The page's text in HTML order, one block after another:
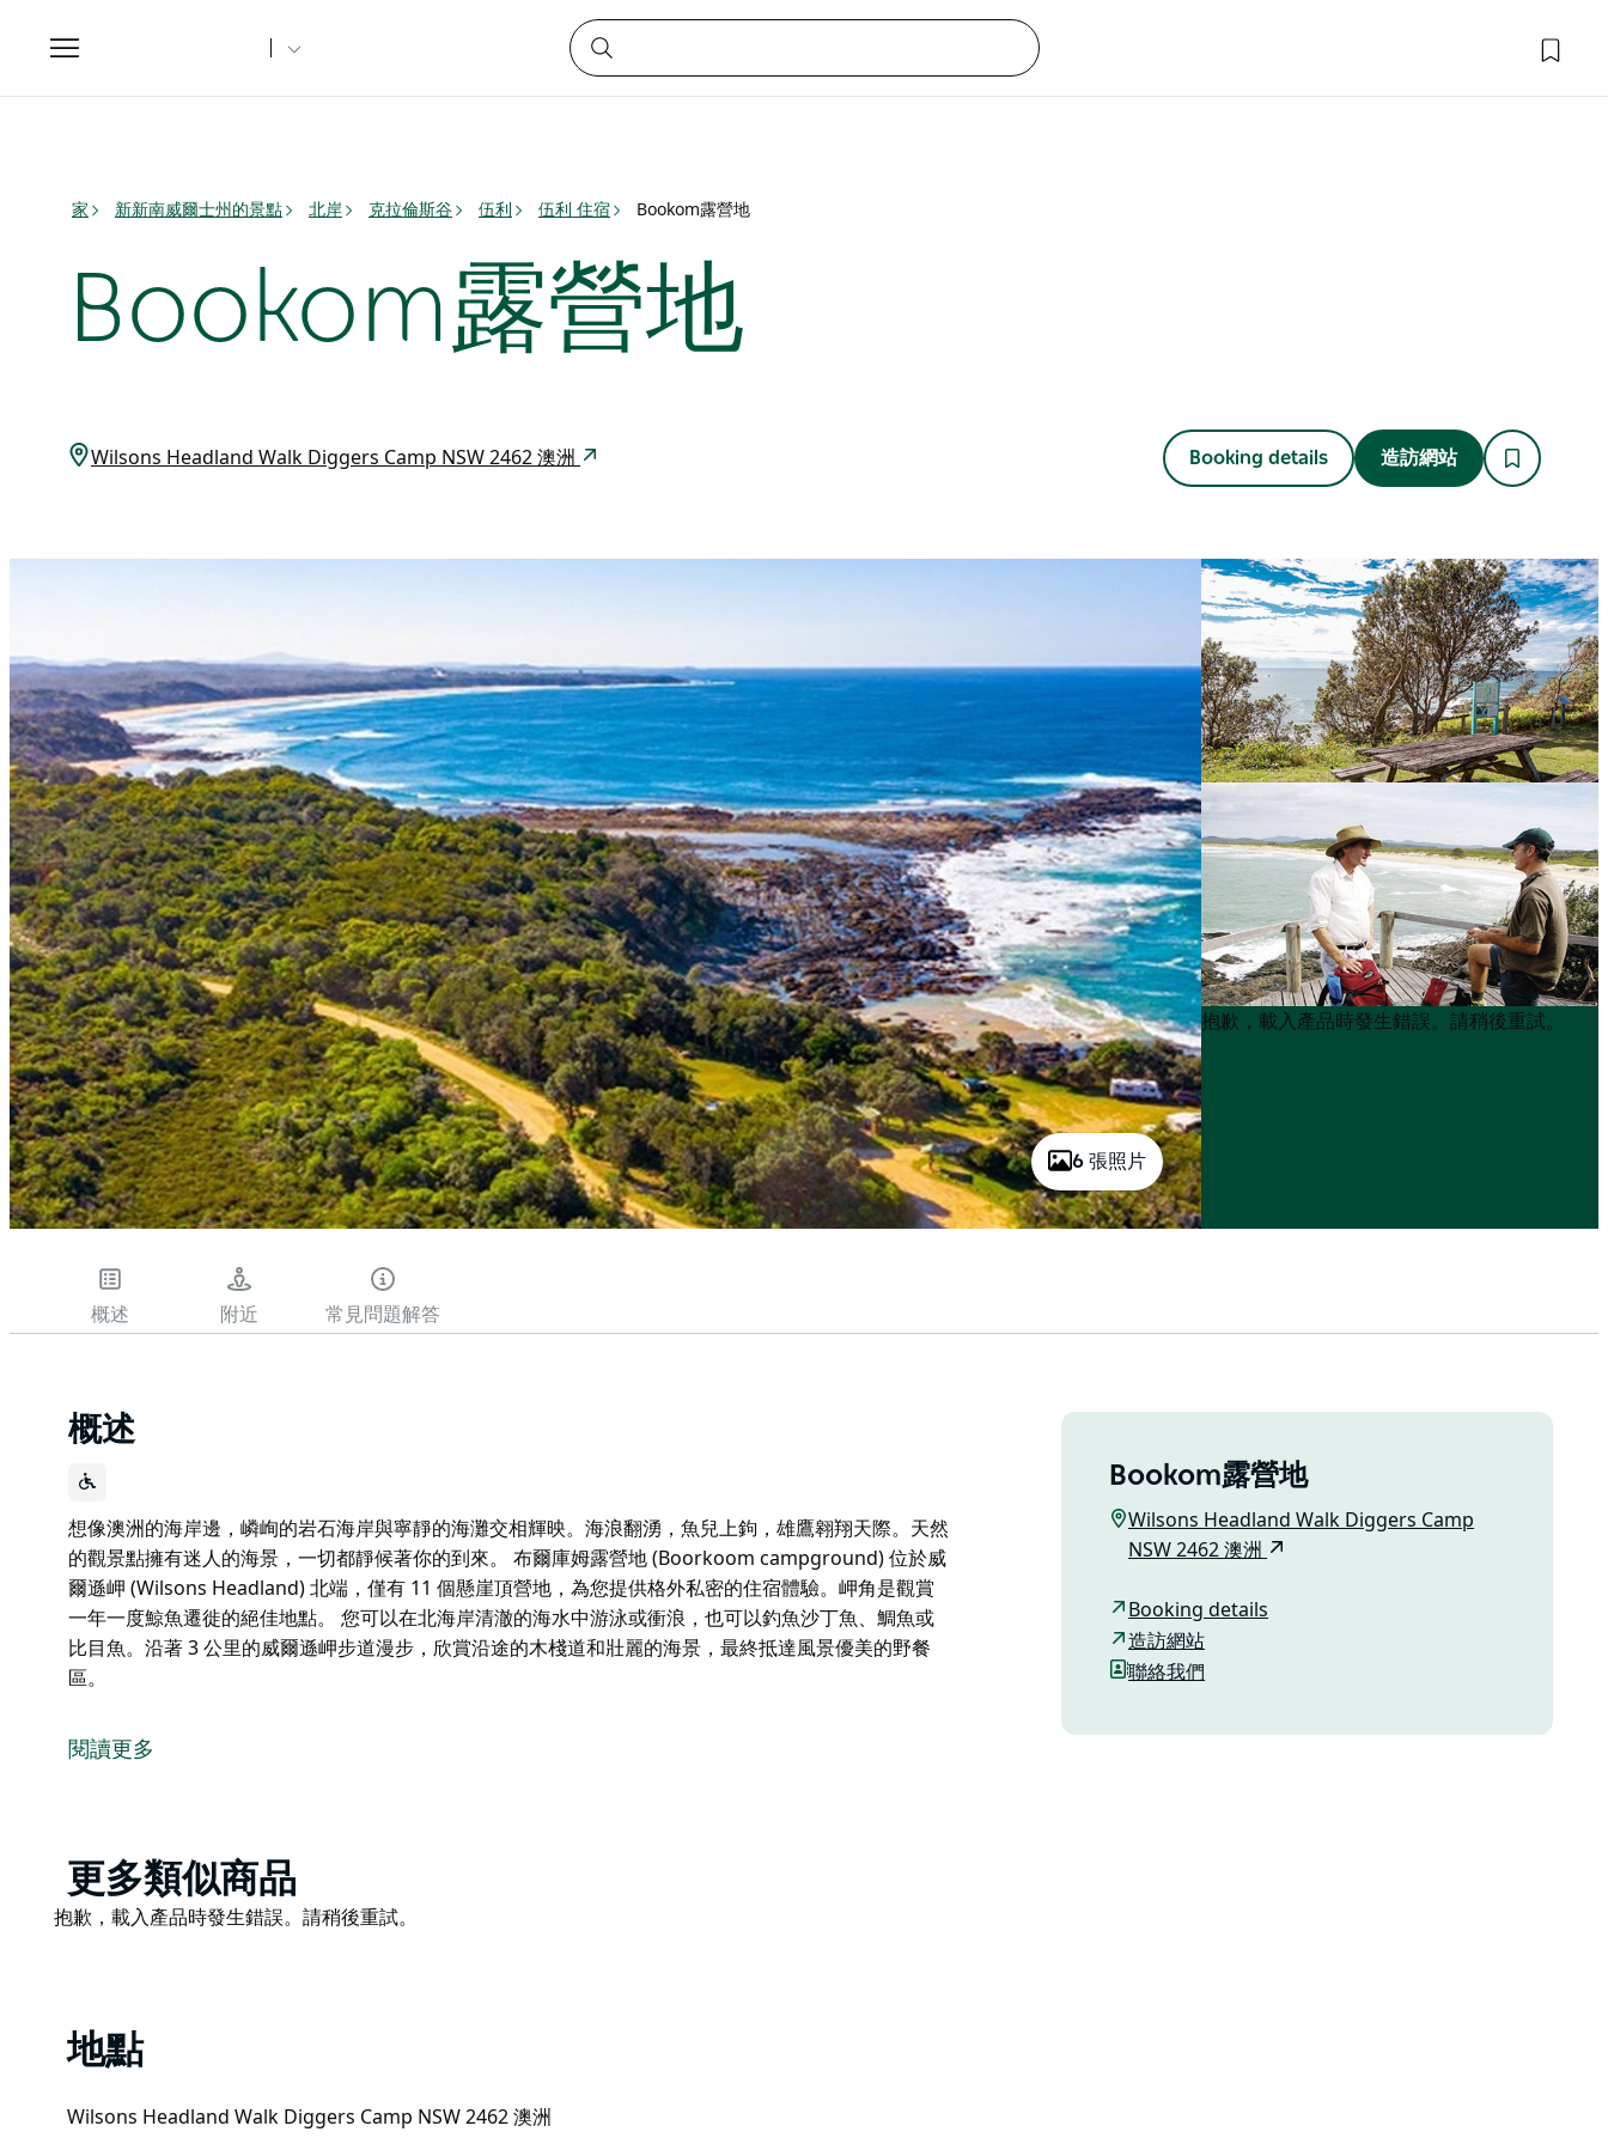
Toggle
navigation
家 新新南威爾士州的景點 北岸 克拉倫斯谷 伍利 伍利 住宿 Bookom露營地
Bookom露營地
Wilsons Headland Walk Diggers Camp NSW 2462 澳洲 Booking details 造訪網站
6 張照片
Product
List
Product
List
抱歉，載入產品時發生錯誤。請稍後重試。
概述 附近 常見問題解答
概述
想像澳洲的海岸邊，嶙峋的岩石海岸與寧靜的海灘交相輝映。海浪翻湧，魚兒上鉤，雄鷹翱翔天際。天然
的觀景點擁有迷人的海景，一切都靜候著你的到來。 布爾庫姆露營地 (Boorkoom campground) 位於威
爾遜岬 (Wilsons Headland) 北端，僅有 11 個懸崖頂營地，為您提供格外私密的住宿體驗。岬角是觀賞
一年一度鯨魚遷徙的絕佳地點。 您可以在北海岸清澈的海水中游泳或衝浪，也可以釣魚沙丁魚、鯛魚或
比目魚。沿著 3 公里的威爾遜岬步道漫步，欣賞沿途的木棧道和壯麗的海景，最終抵達風景優美的野餐
區。
的觀景點擁有迷人的海景，一切都靜候著你的到來。
您可以在北海岸清澈的海水中游泳或衝浪，也可以釣魚沙丁魚、鯛魚或比目魚。沿著 3 公里的威爾遜岬步
道漫步，欣賞沿途的木棧道和壯麗的海景，最終抵達風景優美的野餐區。
閱讀更多
Bookom露營地
Wilsons Headland Walk Diggers Camp
NSW 2462 澳洲
Booking details
造訪網站
聯絡我們
Product
List
更多類似商品
Product
抱歉，載入產品時發生錯誤。請稍後重試。
地點
Wilsons Headland Walk Diggers Camp NSW 2462 澳洲